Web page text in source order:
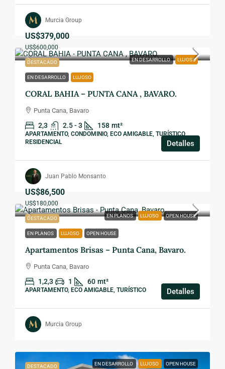
Murcia Group
DESTACADO EN DESARROLLO LUJOSO
US$379,000
US$600,000
EN DESARROLLO LUJOSO
CORAL BAHIA – PUNTA CANA , BAVARO.
Punta Cana, Bavaro
2,3 2.5 - 3 158 mt²
APARTAMENTO, CONDOMINIO, ECO AMIGABLE, TURÍSTICO,
RESIDENCIAL
Detalles
Juan Pablo Monsanto
DESTACADO EN PLANOS LUJOSO OPEN HOUSE
US$86,500
US$180,000
EN PLANOS LUJOSO OPEN HOUSE
Apartamentos Brisas – Punta Cana, Bavaro.
Punta Cana, Bavaro
1,2,3 1 60 mt²
APARTAMENTO, ECO AMIGABLE, TURÍSTICO Detalles
Murcia Group
DESTACADO EN DESARROLLO LUJOSO OPEN HOUSE